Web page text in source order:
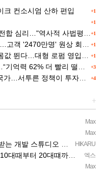
+1
크 컨소시엄 산하 편입
+1
+1
리…"역사적 사법평가"(종합)
+1
만명' 원상 회복, "고물가에 돌팡"
+1
뛴다…대형 로펌 영입전쟁
+3
력 62% 더 빨리 떨어진다
+4
정책이 투자자에게 트라우마”
+
Max
Max
HIKARU
만들어서 내다 버리는 걸로 유명…
엑스
떄까지 관찰한거면 몰라도...
Max